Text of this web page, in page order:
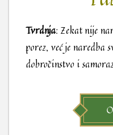
Tvrdnja: Zekat nije
porez, već je naredba
dobročinstvo i